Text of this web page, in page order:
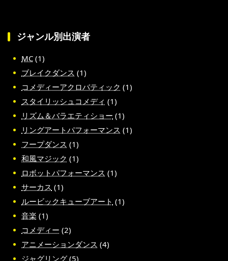
ジャンル別出演者
MC (1)
ブレイクダンス (1)
コメディーアクロバティック (1)
スタイリッシュコメディ (1)
リズム＆バラエティショー (1)
リングアートパフォーマンス (1)
フープダンス (1)
和風マジック (1)
ロボットパフォーマンス (1)
サーカス (1)
ルービックキューブアート (1)
音楽 (1)
コメディー (2)
アニメーションダンス (4)
ジャグリング (5)